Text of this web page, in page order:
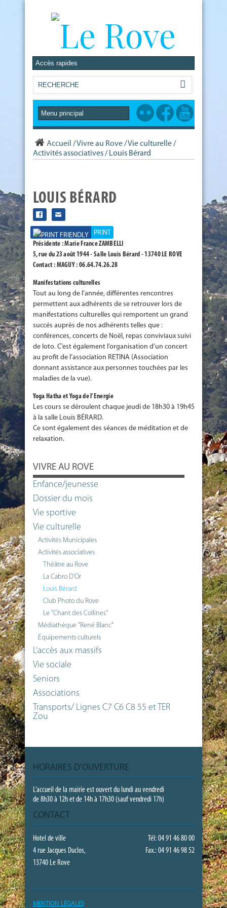
Accueil /Vivre au Rove/Vie culturelle/
Activités associatives/ Louis Bérard
LOUIS BÉRARD
PRINT
Présidente : Marie France ZAMBELLI
5, rue du 23 août 1944 - Salle Louis Bérard - 13740 LE ROVE
Contact : MAGUY : 06.64.74.26.28
Manifestations culturelles
Tout au long de l’année, différentes rencontres
permettent aux adhérents de se retrouver lors de
manifestations culturelles qui remportent un grand
succés auprès de nos adhérents telles que :
conférences, concerts de Noël, repas conviviaux suivi
de loto. C’est également l’organisation d’un concert
au profit de l’association RETINA (Association
donnant assistance aux personnes touchées par les
maladies de la vue).
Yoga Hatha et Yoga de l’Energie
Les cours se déroulent chaque jeudi de 18h30 à 19h45
à la salle Louis BÉRARD.
Ce sont également des séances de méditation et de
relaxation.
VIVRE AU ROVE
Enfance/jeunesse
Dossier du mois
Vie sportive
Vie culturelle
Activités Municipales
Activités associatives
Théâtre au Rove
La Cabro D'Or
Louis Bérard
Club Photo du Rove
Le "Chant des Collines"
Médiathèque "René Blanc"
Équipements culturels
L'accès aux massifs
Vie sociale
Seniors
Associations
Transports/ Lignes C7 C6 C8 55 et TER
Zou
HORAIRES D’OUVERTURE
L’accueil de la mairie est ouvert du lundi au vendredi
de 8h30 à 12h et de 14h à 17h30 (sauf vendredi 17h)
CONTACT
Hotel de ville
Tél: 04 91 46 80 00
4 rue Jacques Duclos,
Fax.: 04 91 46 98 52
13740 Le Rove
MENTION LÉGALES